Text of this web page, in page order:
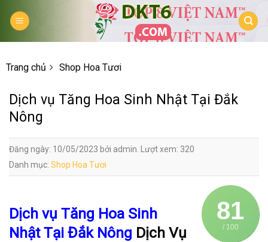
Trang chủ Shop Hoa Tươi
Dịch vụ Tăng Hoa Sinh Nhật Tại Đắk
Nông
Đăng ngày: 10/05/2023 bởi admin. Lượt xem: 320
Danh mục: Shop Hoa Tươi
81
/ 100
Dịch vụ Tăng Hoa Sinh
Nhật Tại Đắk Nông Dịch Vụ